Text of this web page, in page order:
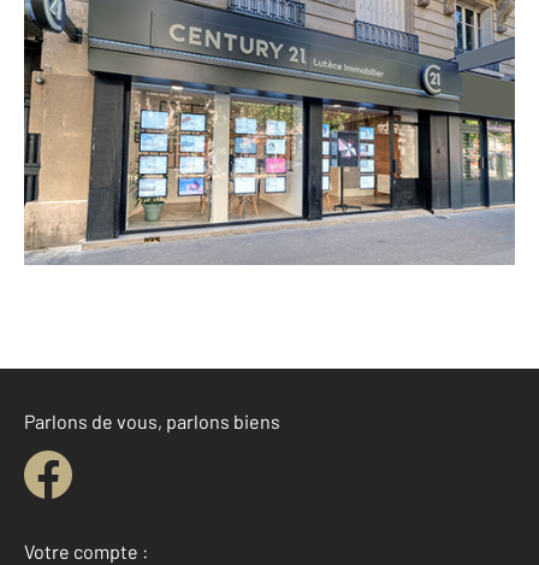
CENTURY 21 Lutèce Immobilier
241 rue de Tolbiac
PARIS - 75013
Envoyer un message
Téléphoner à l'agence
Parlons de vous, parlons biens
Votre compte :